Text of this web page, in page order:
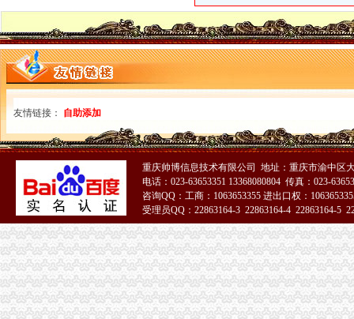
友情链接： 自助添加
重庆帅博信息技术有限公司 地址：重庆市渝中区
电话：023-63653351 13368080804 传真：023-
咨询QQ：工商：1063653355 进出口权：
受理员QQ：22863164-3 22863164-4 22863164-5
51La